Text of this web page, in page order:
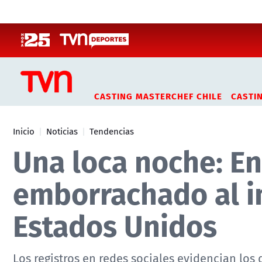
CASTING MASTERCHEF CHILE
Inicio Noticias Tendencias
Una loca noche:
emborrachado al
Estados Unidos
Los registros en redes sociales evidencian